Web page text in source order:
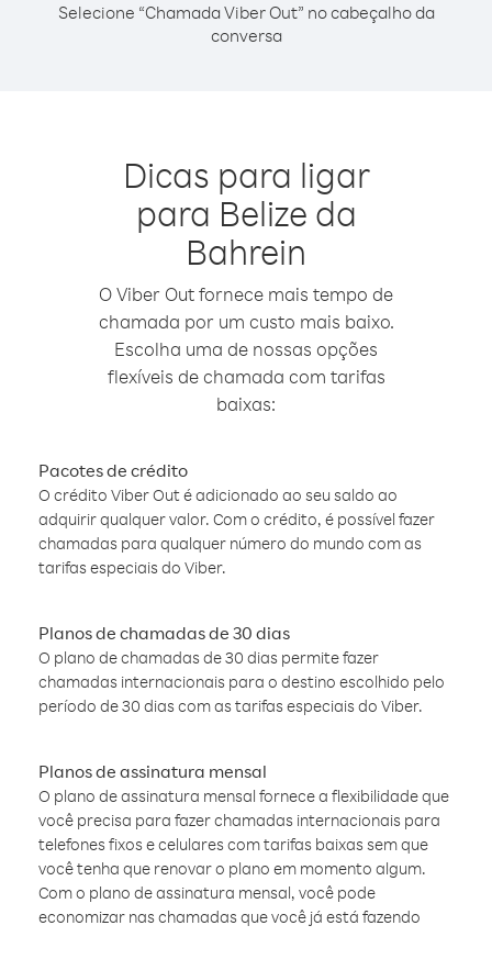
Selecione “Chamada Viber Out” no cabeçalho da
conversa
Dicas para ligar
para Belize da
Bahrein
O Viber Out fornece mais tempo de
chamada por um custo mais baixo.
Escolha uma de nossas opções
flexíveis de chamada com tarifas
baixas:
Pacotes de crédito
O crédito Viber Out é adicionado ao seu saldo ao
adquirir qualquer valor. Com o crédito, é possível fazer
chamadas para qualquer número do mundo com as
tarifas especiais do Viber.
Planos de chamadas de 30 dias
O plano de chamadas de 30 dias permite fazer
chamadas internacionais para o destino escolhido pelo
período de 30 dias com as tarifas especiais do Viber.
Planos de assinatura mensal
O plano de assinatura mensal fornece a flexibilidade que
você precisa para fazer chamadas internacionais para
telefones fixos e celulares com tarifas baixas sem que
você tenha que renovar o plano em momento algum.
Com o plano de assinatura mensal, você pode
economizar nas chamadas que você já está fazendo